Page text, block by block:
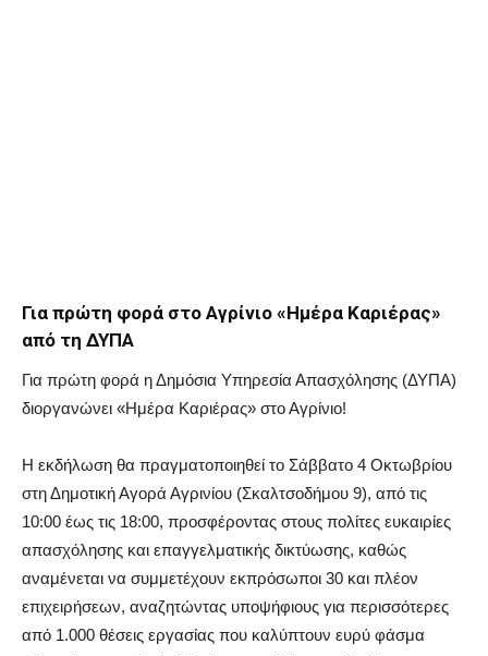
Για πρώτη φορά στο Αγρίνιο «Ημέρα Καριέρας»
από τη ΔΥΠΑ
Για πρώτη φορά η Δημόσια Υπηρεσία Απασχόλησης (ΔΥΠΑ)
διοργανώνει «Ημέρα Καριέρας» στο Αγρίνιο!
Η εκδήλωση θα πραγματοποιηθεί το Σάββατο 4 Οκτωβρίου
στη Δημοτική Αγορά Αγρινίου (Σκαλτσοδήμου 9), από τις
10:00 έως τις 18:00, προσφέροντας στους πολίτες ευκαιρίες
απασχόλησης και επαγγελματικής δικτύωσης, καθώς
αναμένεται να συμμετέχουν εκπρόσωποι 30 και πλέον
επιχειρήσεων, αναζητώντας υποψήφιους για περισσότερες
από 1.000 θέσεις εργασίας που καλύπτουν ευρύ φάσμα